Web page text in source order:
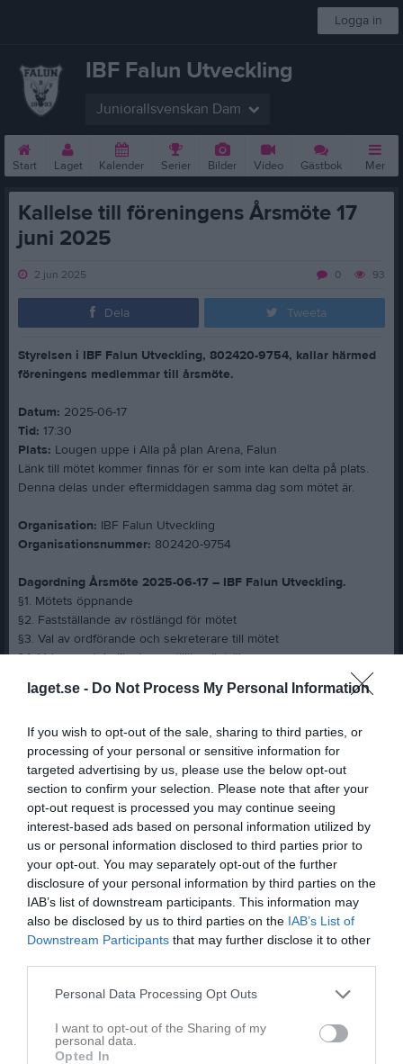
laget.se - Do Not Process My Personal Information
If you wish to opt-out of the sale, sharing to third parties, or
processing of your personal or sensitive information for
targeted advertising by us, please use the below opt-out
section to confirm your selection. Please note that after your
opt-out request is processed you may continue seeing
interest-based ads based on personal information utilized by
us or personal information disclosed to third parties prior to
your opt-out. You may separately opt-out of the further
disclosure of your personal information by third parties on the
IAB’s list of downstream participants. This information may
also be disclosed by us to third parties on the IAB’s List of
Downstream Participants that may further disclose it to other
Personal Data Processing Opt Outs
I want to opt-out of the Sharing of my
personal data.
Opted In
Logga in
IBF Falun Utveckling
Juniorallsvenskan Dam
Start Laget Kalender Serier Bilder Video Gästbok Mer
Kallelse till föreningens Årsmöte 17
juni 2025
2 jun 2025 93
0
Dela Tweeta
Styrelsen i IBF Falun Utveckling, 802420-9754, kallar härmed
föreningens medlemmar till årsmöte.
Datum: 2025-06-17
Tid: 17:30
Plats: Lougen uppe i Alla på plan Arena, Falun
Länk till mötet kommer finnas för er som inte kan delta på plats.
Denna delas under eftermiddagen samma dag som mötet är.
Organisation: IBF Falun Utveckling
Organisationsnummer: 802420-9754
Dagordning Årsmöte 2025-06-17 – IBF Falun Utveckling.
§1. Mötets öppnande
§2. Fastställande av röstlängd för mötet
§3. Val av ordförande och sekreterare till mötet
§4. Val av protokolljusterare tillika rösträknare
§6. Fastställande av dagordning
§8. Styrelsens förvaltningsberättelse, resultat- och
balansräkningar för senaste räkenskapsåret
§9. Fråga om ansvarsfrihet för styrelsen för det aktuella
räkenskapsåret.
§ 10. Fastställande om medlemsavgifter
§11. Fråga om arvoden till förtroendevald
§12. Verksamhetsplan och budget för nästkommande
räkenskapsår
§13. Behandling av styrelsens förslag och i rätt tid inkomna
motioner
§14. Val av:
Ordförande för en tid av ett år
Ledamöter i valberedningen för en tid av ett år
§15. Övriga frågor
§16. Mötets avslutande